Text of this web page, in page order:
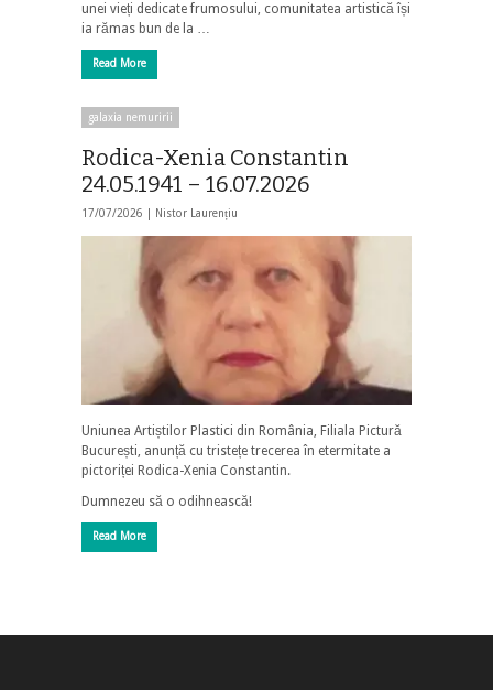
unei vieți dedicate frumosului, comunitatea artistică își
ia rămas bun de la …
Read More
galaxia nemuririi
Rodica-Xenia Constantin
24.05.1941 – 16.07.2026
17/07/2026 | Nistor Laurențiu
Uniunea Artiștilor Plastici din România, Filiala Pictură
București, anunță cu tristețe trecerea în etermitate a
pictoriței Rodica-Xenia Constantin.
Dumnezeu să o odihnească!
Read More